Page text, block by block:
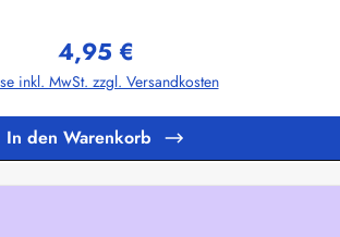
einen höchstmöglichen Hygienestandard. Vor
Bini Inh. Eda Binikowski
Regulärer Preis:
4,95 €
inkl. MwSt. zzgl. Versandkosten
In den Warenkorb